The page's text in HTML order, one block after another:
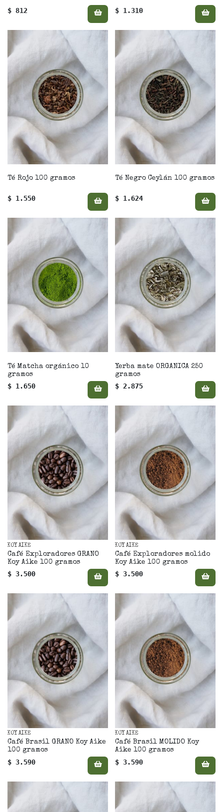
$ 812 $ 1.310
Té Rojo 100 gramos
$ 1.550
Té Negro Ceylán 100 gramos
$ 1.624
Té Matcha orgánico 10
gramos
$ 1.650
Yerba mate ORGÁNICA 250
gramos
$ 2.875
KOY AIKE
Café Exploradores GRANO
Koy Aike 100 gramos
$ 3.500
KOY AIKE
Café Exploradores molido
Koy Aike 100 gramos
$ 3.500
KOY AIKE
Café Brasil GRANO Koy Aike
100 gramos
$ 3.590
KOY AIKE
Café Brasil MOLIDO Koy
Aike 100 gramos
$ 3.590